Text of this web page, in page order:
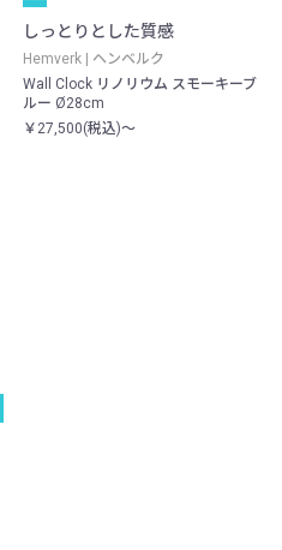
しっとりとした質感
Hemverk | ヘンベルク
Wall Clock リノリウム スモーキーブ
ルー Ø28cm
￥27,500(税込)～